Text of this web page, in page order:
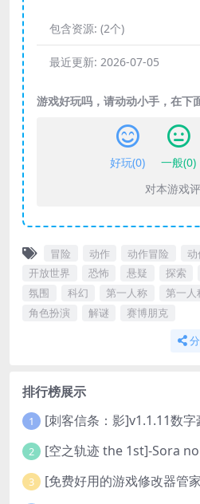
包含资源: (2个)
最近更新: 2026-07-05
游戏好玩吗，请动动小手，在下
好玩(0) 一般(0)
对本游戏
冒险 动作 动作冒险 动
开放世界
恐怖 悬疑 探索
氛围
科幻 第一人称 第一人
角色扮演
解谜 赛博朋克
排行榜展示
1 [刺客信条：影]v1.1.11数字
2
3